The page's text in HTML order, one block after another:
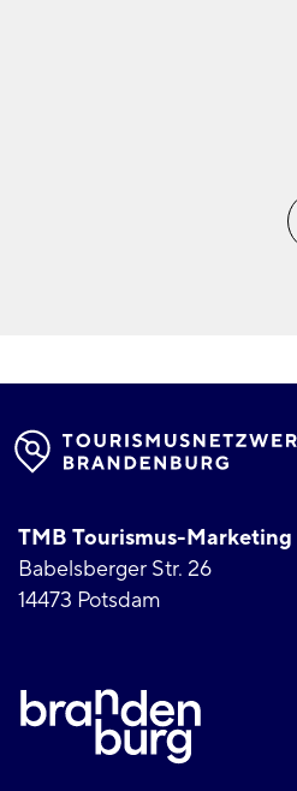
TMB Tourismus-
Babelsberger Str. 26
14473 Potsdam